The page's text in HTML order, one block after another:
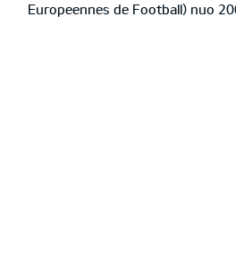
Europeennes de Football) nuo